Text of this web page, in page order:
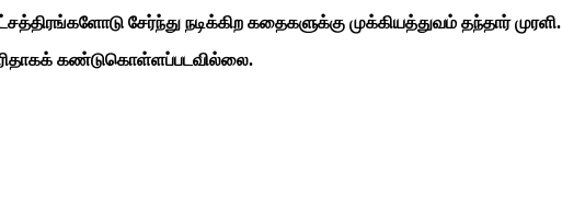
சேர்ந்து நடிக்கிற கதைகளுக்கு முக்கியத்துவம் தந்தார் முரளி.
கண்டுகொள்ளப்படவில்லை.